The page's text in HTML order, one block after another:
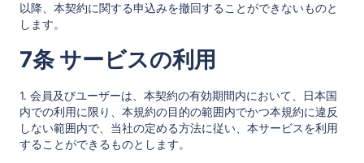
以降、本契約に関する申込みを撤回することができないものと
します。
7条 サービスの利用
1. 会員及びユーザーは、本契約の有効期間内において、日本国
内での利用に限り、本規約の目的の範囲内でかつ本規約に違反
しない範囲内で、当社の定める方法に従い、本サービスを利用
することができるものとします。